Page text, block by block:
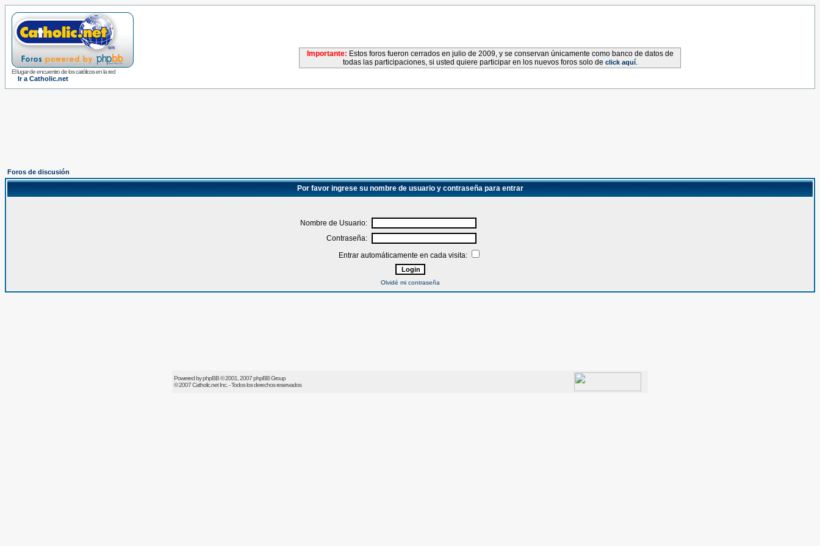
El lugar de encuentro de los católicos en la red
Ir a Catholic.net
Importante: Estos foros fueron cerrados en julio de 2009, y se conservan únicamente como banco de datos de
todas las participaciones, si usted quiere participar en los nuevos foros solo de click aquí.
Foros de discusión
Por favor ingrese su nombre de usuario y contraseña para entrar
Nombre de Usuario:
Contraseña:
Entrar automáticamente en cada visita:
Olvidé mi contraseña
Powered byphpBB© 2001, 2007 phpBB Group
© 2007Catholic.netInc. - Todos los derechos reservados